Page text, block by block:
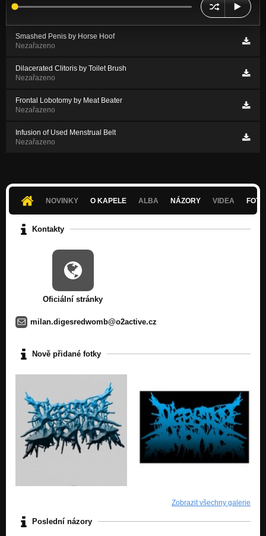
Smashed Penis by Horse Hoof
Nezařazeno
Dilacerated Clitoris by Toilet Brush
Nezařazeno
Frontal Lobotomy by Meat Beater
Nezařazeno
Infusion of Used Menstrual Belt
Nezařazeno
NOVINKY O KAPELE ALBA NÁZORY VIDEA
Kontakty
Oficiální stránky
milan.digesredwomb@o2active.cz
Nově přidané fotky
Zobrazit všechny galerie
Poslední názory